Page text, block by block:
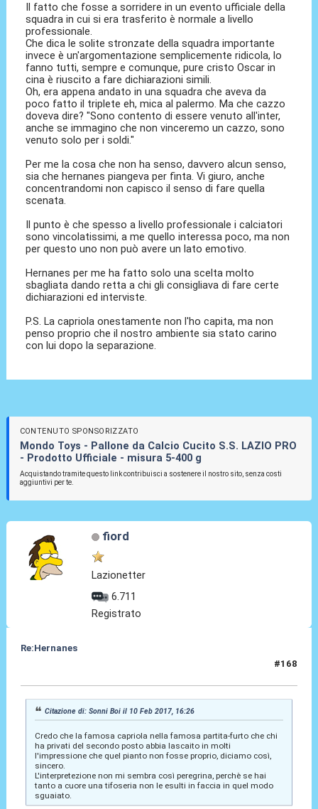
Il fatto che fosse a sorridere in un evento ufficiale della
squadra in cui si era trasferito è normale a livello
professionale.
Che dica le solite stronzate della squadra importante
invece è un'argomentazione semplicemente ridicola, lo
fanno tutti, sempre e comunque, pure cristo Oscar in
cina è riuscito a fare dichiarazioni simili.
Oh, era appena andato in una squadra che aveva da
poco fatto il triplete eh, mica al palermo. Ma che cazzo
doveva dire? "Sono contento di essere venuto all'inter,
anche se immagino che non vinceremo un cazzo, sono
venuto solo per i soldi."
Per me la cosa che non ha senso, davvero alcun senso,
sia che hernanes piangeva per finta. Vi giuro, anche
concentrandomi non capisco il senso di fare quella
scenata.
Il punto è che spesso a livello professionale i calciatori
sono vincolatissimi, a me quello interessa poco, ma non
per questo uno non può avere un lato emotivo.
Hernanes per me ha fatto solo una scelta molto
sbagliata dando retta a chi gli consigliava di fare certe
dichiarazioni ed interviste.
P.S. La capriola onestamente non l'ho capita, ma non
penso proprio che il nostro ambiente sia stato carino
con lui dopo la separazione.
CONTENUTO SPONSORIZZATO
Mondo Toys - Pallone da Calcio Cucito S.S. LAZIO PRO
- Prodotto Ufficiale - misura 5-400 g
Acquistando tramite questo link contribuisci a sostenere il nostro sito, senza costi
aggiuntivi per te.
fiord
Lazionetter
6.711
Registrato
Re:Hernanes
#168
Citazione di: Sonni Boi il 10 Feb 2017, 16:26
Credo che la famosa capriola nella famosa partita-furto che chi
ha privati del secondo posto abbia lascaito in molti
l'impressione che quel pianto non fosse proprio, diciamo così,
sincero.
L'interpretezione non mi sembra così peregrina, perchè se hai
tanto a cuore una tifoseria non le esulti in faccia in quel modo
sguaiato.